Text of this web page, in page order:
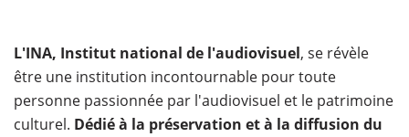
L'INA, Institut national de l'audiovisuel, se révèle
être une institution incontournable pour toute
personne passionnée par l'audiovisuel et le patrimoine
culturel. Dédié à la préservation et à la diffusion du